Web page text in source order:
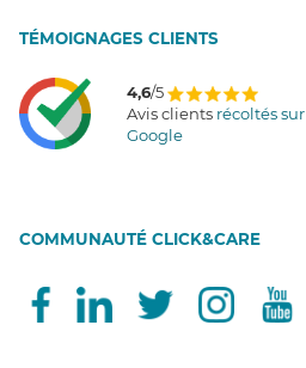
TÉMOIGNAGES CLIENTS
4,6/5
Avis clients récoltés sur
Google
COMMUNAUTÉ CLICK&CARE